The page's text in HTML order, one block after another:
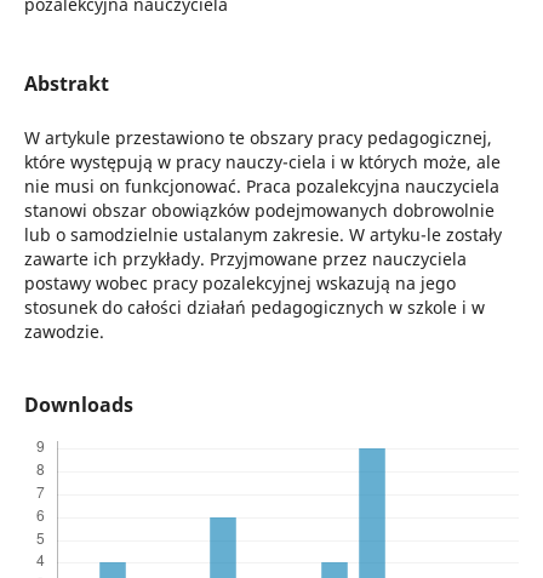
Abstrakt
W artykule przestawiono te obszary pracy pedagogicznej,
które występują w pracy nauczy-ciela i w których może, ale
nie musi on funkcjonować. Praca pozalekcyjna nauczyciela
stanowi obszar obowiązków podejmowanych dobrowolnie
lub o samodzielnie ustalanym zakresie. W artyku-le zostały
zawarte ich przykłady. Przyjmowane przez nauczyciela
postawy wobec pracy pozalekcyjnej wskazują na jego
stosunek do całości działań pedagogicznych w szkole i w
zawodzie.
Downloads